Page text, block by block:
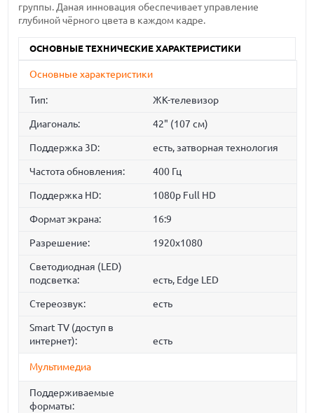
группы. Даная инновация обеспечивает управление
глубиной чёрного цвета в каждом кадре.
ОСНОВНЫЕ ТЕХНИЧЕСКИЕ ХАРАКТЕРИСТИКИ
Основные характеристики
Тип: ЖК-телевизор
Диагональ: 42" (107 см)
Поддержка 3D: есть, затворная технология
Частота обновления: 400 Гц
Поддержка HD: 1080p Full HD
Формат экрана: 16:9
Разрешение: 1920x1080
Светодиодная (LED)
подсветка:
есть, Edge LED
Стереозвук: есть
Smart TV (доступ в
интернет):
есть
Мультимедиа
Поддерживаемые
форматы: